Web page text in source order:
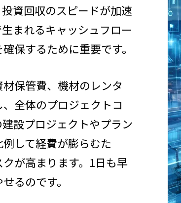
資回収のスピードが加速
まれるキャッシュフロー
保するために重要です。
保管費、機材のレンタ
全体のプロジェクトコ
設プロジェクトやプラン
して経費が膨らむた
が高まります。1日も早
るのです。